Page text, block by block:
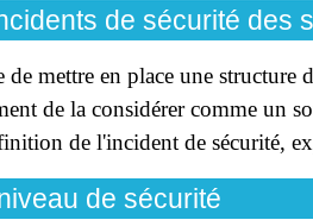
de sécurité des
de mettre en place une
de la considérer comme un
de l'incident de sécurité,
de sécurité